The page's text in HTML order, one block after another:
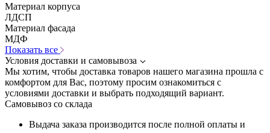
Материал корпуса
ЛДСП
Материал фасада
МДФ
Показать все
Условия доставки и самовывоза
Мы хотим, чтобы доставка товаров нашего магазина прошла с
комфортом для Вас, поэтому просим ознакомиться с
условиями доставки и выбрать подходящий вариант.
Самовывоз со склада
Выдача заказа производится после полной оплаты и